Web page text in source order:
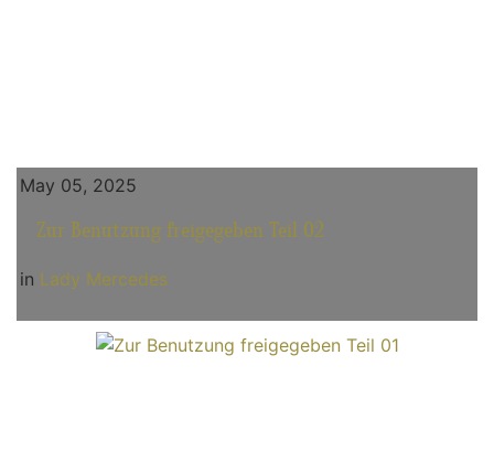
May 05, 2025
Zur Benutzung freigegeben Teil 02
in Lady Mercedes